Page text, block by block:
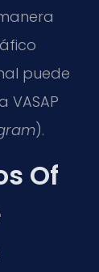
puede
).
Of